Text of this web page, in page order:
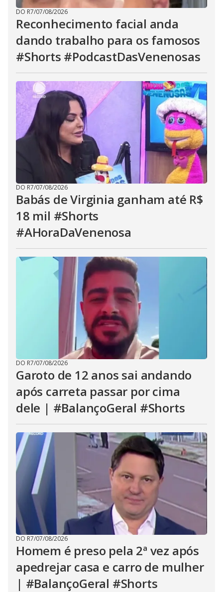
DO R7/07/08/2026
Reconhecimento facial anda
dando trabalho para os famosos
#Shorts #PodcastDasVenenosas
DO R7/07/08/2026
Babás de Virginia ganham até R$
18 mil #Shorts
#AHoraDaVenenosa
DO R7/07/08/2026
Garoto de 12 anos sai andando
após carreta passar por cima
dele | #BalançoGeral #Shorts
DO R7/07/08/2026
Homem é preso pela 2ª vez após
apedrejar casa e carro de mulher
| #BalançoGeral #Shorts